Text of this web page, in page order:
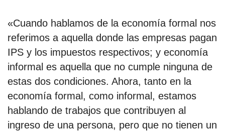
«Cuando hablamos de la economía formal nos
referimos a aquella donde las empresas pagan
IPS y los impuestos respectivos; y economía
informal es aquella que no cumple ninguna de
estas dos condiciones. Ahora, tanto en la
economía formal, como informal, estamos
hablando de trabajos que contribuyen al
ingreso de una persona, pero que no tienen un